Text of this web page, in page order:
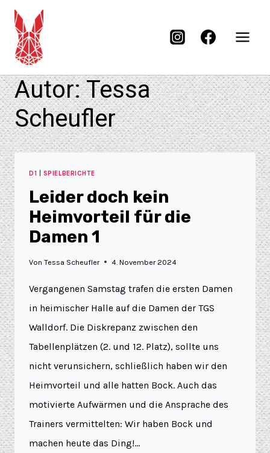
Autor: Tessa
Scheufler
D1 SPIELBERICHTE
Leider doch kein
Heimvorteil für die
Damen 1
Von Tessa Scheufler 4. November 2024
Vergangenen Samstag trafen die ersten Damen
in heimischer Halle auf die Damen der TGS
Walldorf. Die Diskrepanz zwischen den
Tabellenplätzen (2. und 12. Platz), sollte uns
nicht verunsichern, schließlich haben wir den
Heimvorteil und alle hatten Bock. Auch das
motivierte Aufwärmen und die Ansprache des
Trainers vermittelten: Wir haben Bock und
machen heute das Ding!…